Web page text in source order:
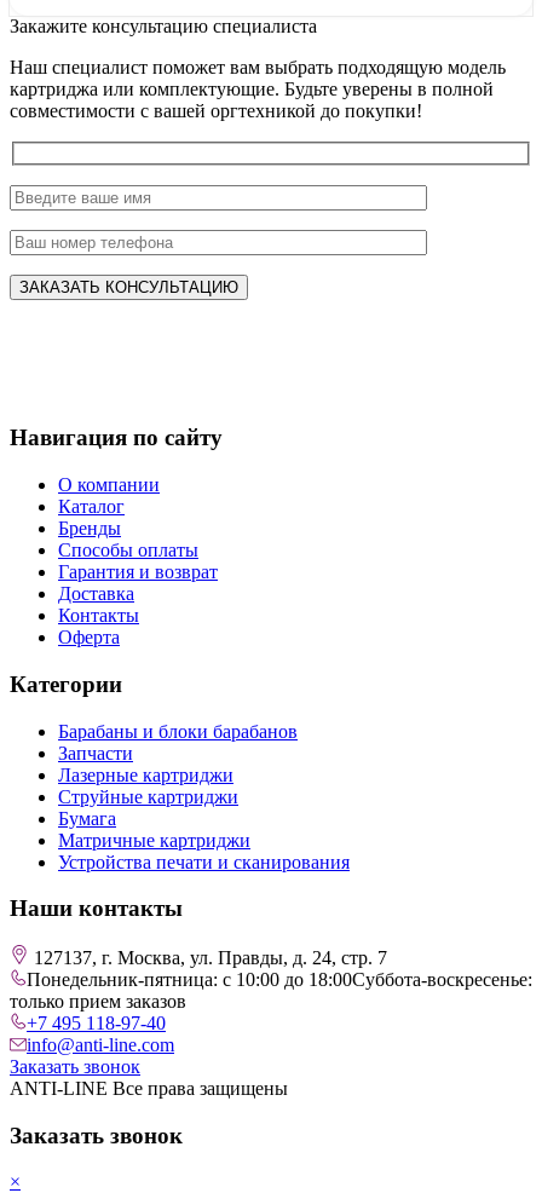
Закажите консультацию специалиста
Наш специалист поможет вам выбрать подходящую модель
картриджа или комплектующие. Будьте уверены в полной
совместимости с вашей оргтехникой до покупки!
Навигация по сайту
О компании
Каталог
Бренды
Способы оплаты
Гарантия и возврат
Доставка
Контакты
Оферта
Категории
Барабаны и блоки барабанов
Запчасти
Лазерные картриджи
Струйные картриджи
Бумага
Матричные картриджи
Устройства печати и сканирования
Наши контакты
127137, г. Москва, ул. Правды, д. 24, стр. 7
Понедельник-пятница: с 10:00 до 18:00Суббота-воскресенье:
только прием заказов
+7 495 118-97-40
info@anti-line.com
Заказать звонок
ANTI-LINE Все права защищены
Заказать звонок
×